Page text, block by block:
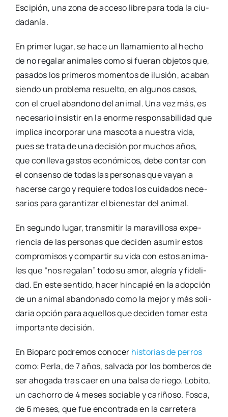
Esci­pión, una zona de acce­so libre para toda la ciu­
da­da­nía.
En pri­mer lugar, se hace un lla­ma­mien­to al hecho
de no rega­lar ani­ma­les como si fue­ran obje­tos que,
pasa­dos los pri­me­ros momen­tos de ilu­sión, aca­ban
sien­do un pro­ble­ma resuel­to, en algu­nos casos,
con el cruel aban­dono del ani­mal. Una vez más, es
nece­sa­rio insis­tir en la enor­me res­pon­sa­bi­li­dad que
impli­ca incor­po­rar una mas­co­ta a nues­tra vida,
pues se tra­ta de una deci­sión por muchos años,
que con­lle­va gas­tos eco­nó­mi­cos, debe con­tar con
el con­sen­so de todas las per­so­nas que vayan a
hacer­se car­go y requie­re todos los cui­da­dos nece­
sa­rios para garan­ti­zar el bien­es­tar del ani­mal.
En segun­do lugar, trans­mi­tir la mara­vi­llo­sa expe­
rien­cia de las per­so­nas que deci­den asu­mir estos
com­pro­mi­sos y com­par­tir su vida con estos ani­ma­
les que “nos rega­lan” todo su amor, ale­gría y fide­li­
dad. En este sen­ti­do, hacer hin­ca­pié en la adop­ción
de un ani­mal aban­do­na­do como la mejor y más soli­
da­ria opción para aque­llos que deci­den tomar esta
impor­tan­te deci­sión.
En Bio­parc podre­mos cono­cer his­to­rias de perros
como: Per­la, de 7 años, sal­va­da por los bom­be­ros de
ser aho­ga­da tras caer en una bal­sa de rie­go. Lobi­to,
un cacho­rro de 4 meses socia­ble y cari­ño­so. Fos­ca,
de 6 meses, que fue encon­tra­da en la carre­te­ra